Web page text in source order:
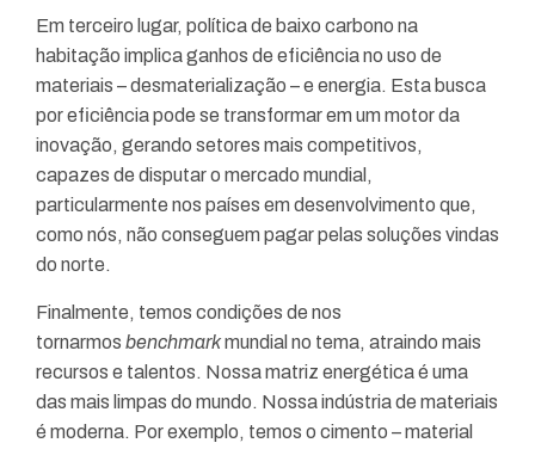
Em terceiro lugar, política de baixo carbono na
habitação implica ganhos de eficiência no uso de
materiais – desmaterialização – e energia. Esta busca
por eficiência pode se transformar em um motor da
inovação, gerando setores mais competitivos,
capazes de disputar o mercado mundial,
particularmente nos países em desenvolvimento que,
como nós, não conseguem pagar pelas soluções vindas
do norte.
Finalmente, temos condições de nos
tornarmos benchmarkmundial no tema, atraindo mais
recursos e talentos. Nossa matriz energética é uma
das mais limpas do mundo. Nossa indústria de materiais
é moderna. Por exemplo, temos o cimento – material